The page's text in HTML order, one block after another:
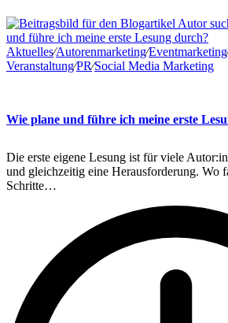
Aktuelles∕Autorenmarketing∕Eventmarketing
Veranstaltung∕PR∕Social Media Marketing
Wie plane und führe ich meine erste
Die erste eigene Lesung ist für viele
und gleichzeitig eine Herausforderung. Wo
Schritte…